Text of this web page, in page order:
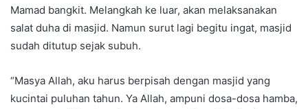
Mamad bangkit. Melangkah ke luar, akan melaksanakan
salat duha di masjid. Namun surut lagi begitu ingat, masjid
sudah ditutup sejak subuh.
“Masya Allah, aku harus berpisah dengan masjid yang
kucintai puluhan tahun. Ya Allah, ampuni dosa-dosa hamba,